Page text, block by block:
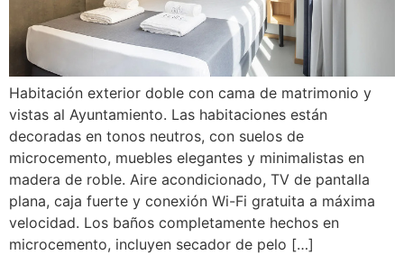
Habitación exterior doble con cama de matrimonio y
vistas al Ayuntamiento. Las habitaciones están
decoradas en tonos neutros, con suelos de
microcemento, muebles elegantes y minimalistas en
madera de roble. Aire acondicionado, TV de pantalla
plana, caja fuerte y conexión Wi-Fi gratuita a máxima
velocidad. Los baños completamente hechos en
microcemento, incluyen secador de pelo […]